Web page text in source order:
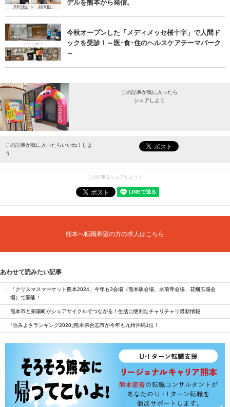
デルを熊本から発信。
今秋オープンした「メディメッセ桜十字」で人間ド
ックを受診！～医･食･住のヘルスケアテーマパーク
～
この記事が気に入ったら
シェアしよう
最新情報をお届けします。
この記事が気に入ったらいいね！しよ
う
この記事をシェアしよう！
熊本へ転職希望の方の求人はこちら
あわせて読みたい記事
「クリスマスマーケット熊本2024」今年も3会場（熊本駅会場、水前寺会場、花畑広場会
場）で開催！
熊本市と菊陽町がシェアサイクルでつながる！生活に便利なチャリチャリ最新情報
｢住みよさランキング2020｣熊本県合志市が今年も九州沖縄1位！